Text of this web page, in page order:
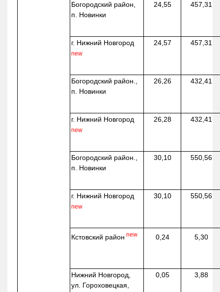
Богородский район,
п. Новинки
24,55 457,31
г. Нижний Новгород
new
24,57 457,31
Богородский район.,
п. Новинки
26,26 432,41
г. Нижний Новгород
new
26,28 432,41
Богородский район.,
п. Новинки
30,10 550,56
г. Нижний Новгород
new
30,10 550,56
Кстовский район new 0,24 5,30
Нижний Новгород,
ул. Гороховецкая,
0,05 3,88